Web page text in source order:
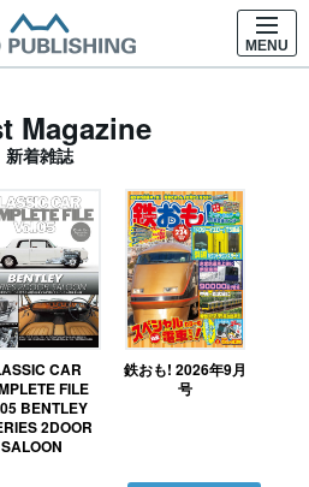
MENU
Magazine
新着雑誌
CAR
FILE
BENTLEY
2DOOR
SALOON
鉄おも! 2026年9月
号